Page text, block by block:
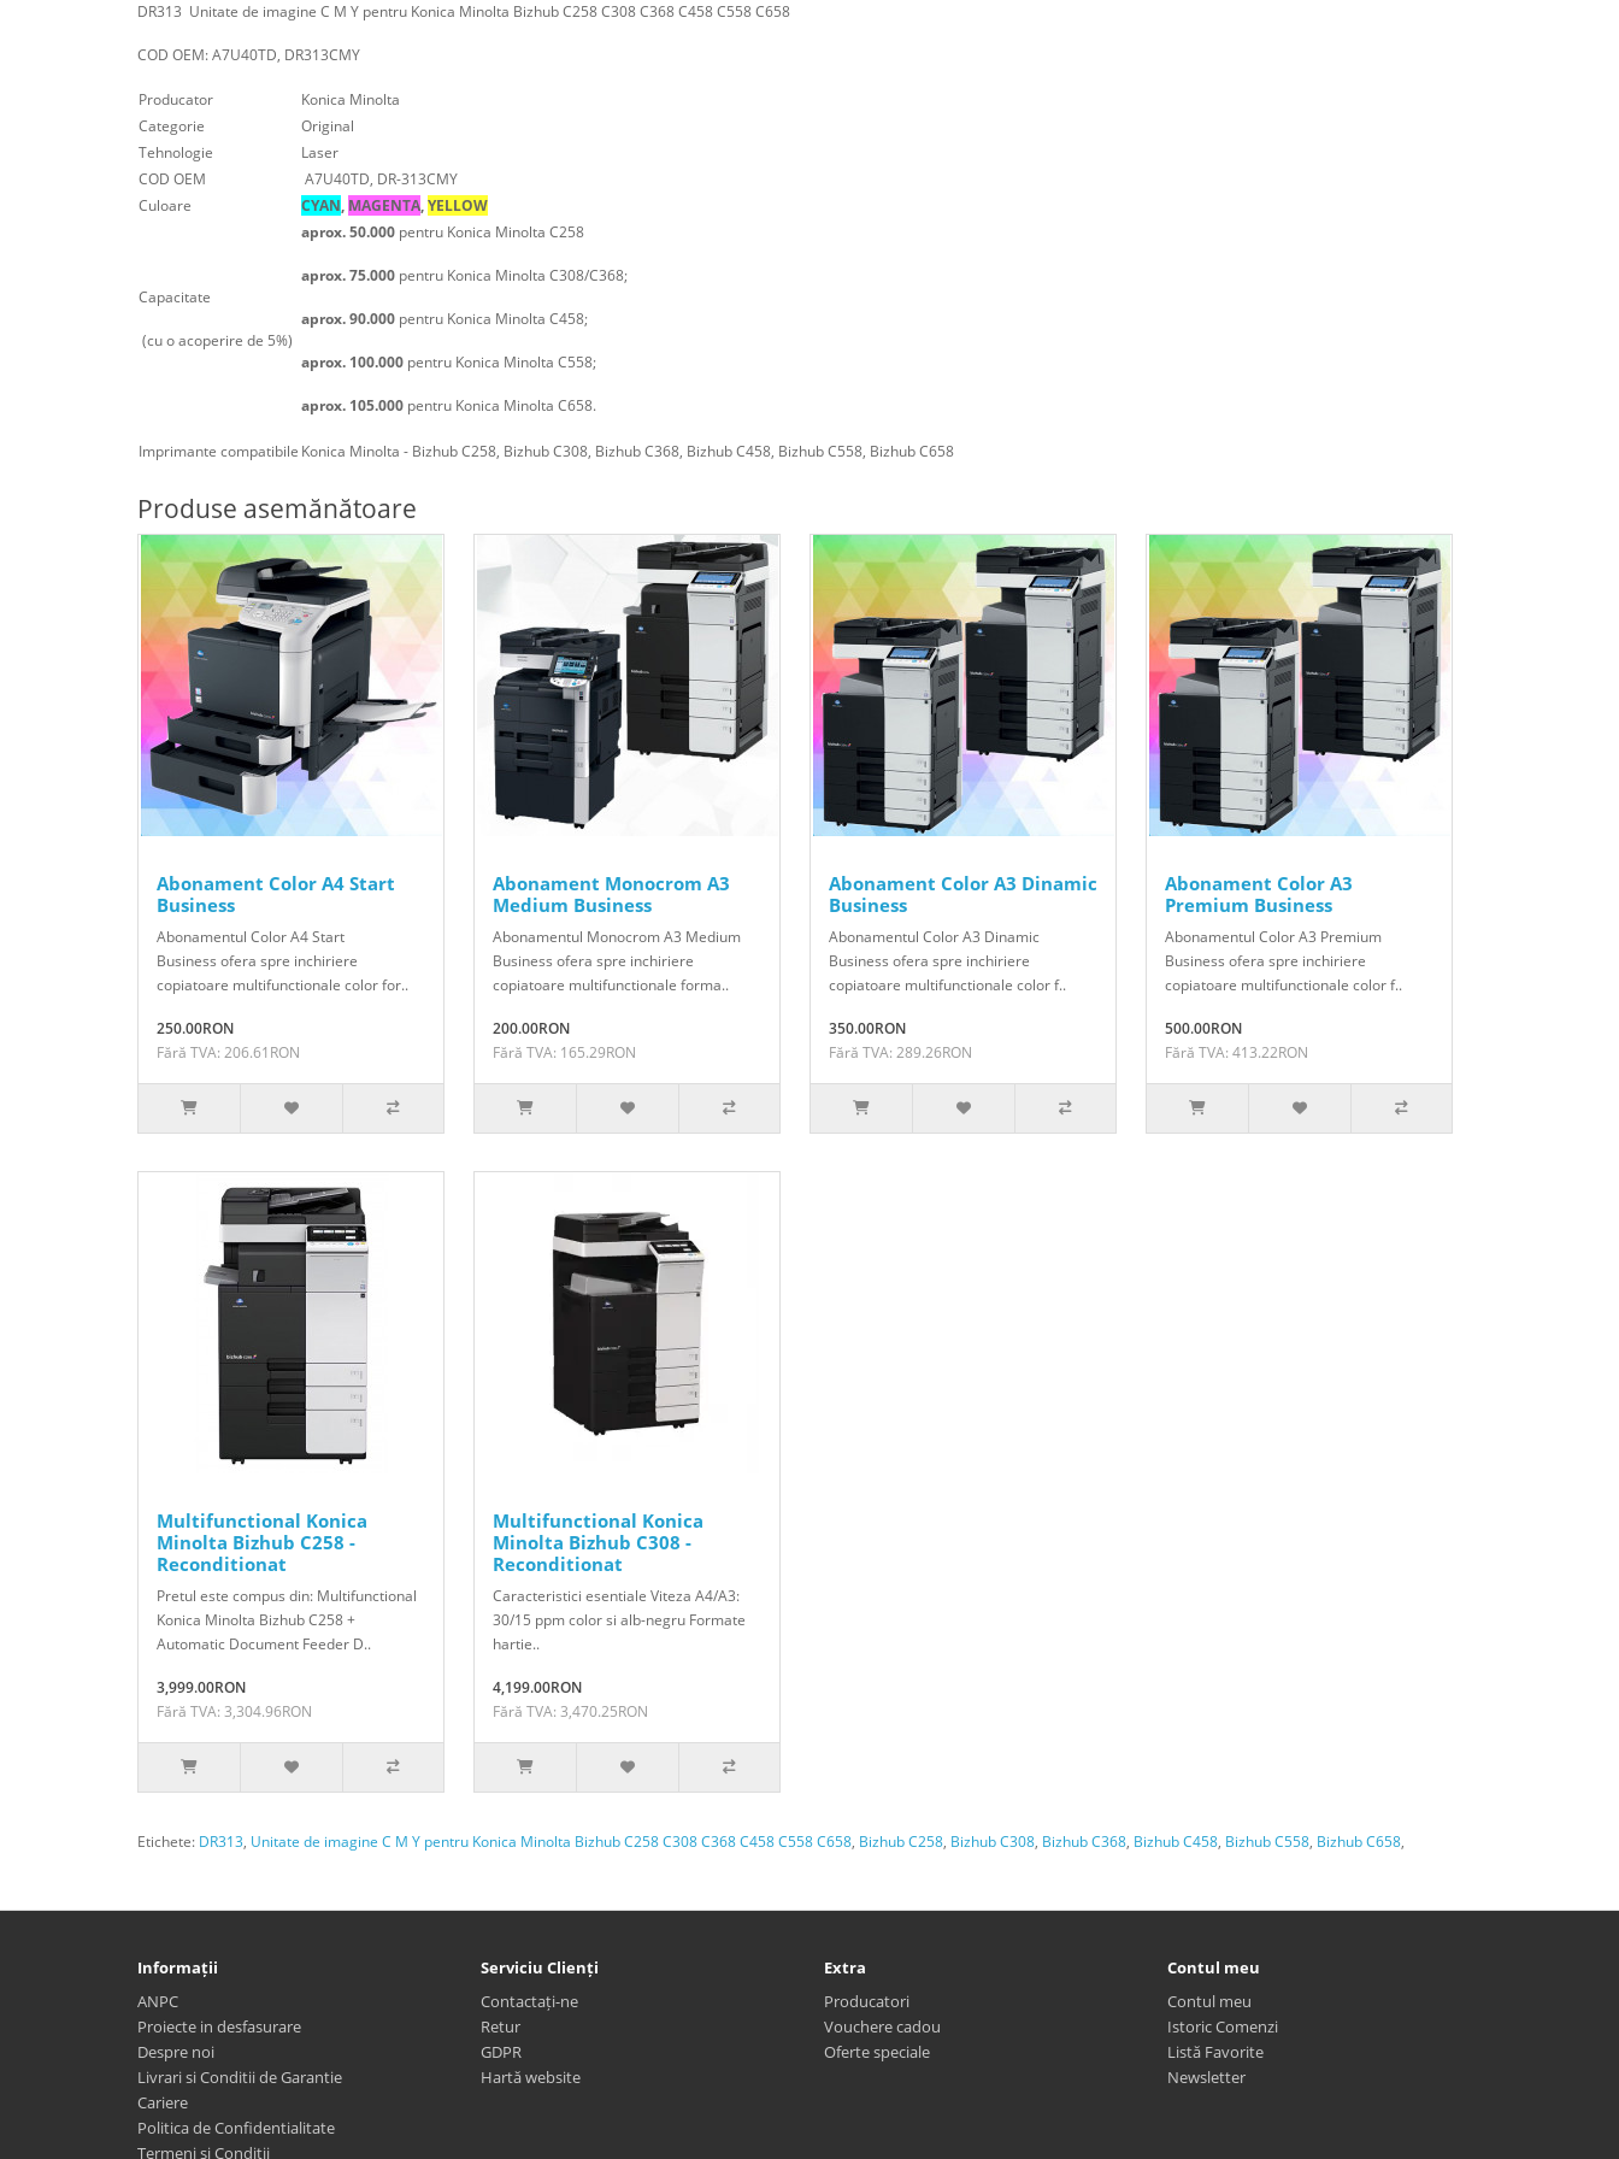
DR313 Unitate de imagine C M Y pentru Konica Minolta Bizhub C258 C308 C368 C458 C558 C658
COD OEM: A7U40TD, DR313CMY
Producator
Konica Minolta
Categorie
Original
Tehnologie
Laser
COD OEM
A7U40TD, DR-313CMY
Culoare
CYAN, MAGENTA,YELLOW
Capacitate
(cu o acoperire de 5%)
aprox. 50.000 pentru Konica Minolta C258
aprox. 75.000 pentru Konica Minolta C308/C368;
aprox. 90.000 pentru Konica Minolta C458;
aprox. 100.000 pentru Konica Minolta C558;
aprox. 105.000 pentru Konica Minolta C658.
Imprimante compatibile Konica Minolta - Bizhub C258, Bizhub C308, Bizhub C368, Bizhub C458, Bizhub C558, Bizhub C658
Produse asemănătoare
Abonament Color A4 Start
Business
Abonamentul Color A4 Start
Business ofera spre inchiriere
copiatoare multifunctionale color for..
250.00RON
Fără TVA: 206.61RON
Abonament Monocrom A3
Medium Business
Abonamentul Monocrom A3 Medium
Business ofera spre inchiriere
copiatoare multifunctionale forma..
200.00RON
Fără TVA: 165.29RON
Abonament Color A3 Dinamic
Business
Abonamentul Color A3 Dinamic
Business ofera spre inchiriere
copiatoare multifunctionale color f..
350.00RON
Fără TVA: 289.26RON
Abonament Color A3
Premium Business
Abonamentul Color A3 Premium
Business ofera spre inchiriere
copiatoare multifunctionale color f..
500.00RON
Fără TVA: 413.22RON
Multifunctional Konica
Minolta Bizhub C258 -
Reconditionat
Pretul este compus din: Multifunctional
Konica Minolta Bizhub C258 +
Automatic Document Feeder D..
3,999.00RON
Fără TVA: 3,304.96RON
Multifunctional Konica
Minolta Bizhub C308 -
Reconditionat
Caracteristici esentiale Viteza A4/A3:
30/15 ppm color si alb-negru Formate
hartie..
4,199.00RON
Fără TVA: 3,470.25RON
Etichete: DR313, Unitate de imagine C M Y pentru Konica Minolta Bizhub C258 C308 C368 C458 C558 C658, Bizhub C258, Bizhub C308, Bizhub C368, Bizhub C458, Bizhub C558, Bizhub C658,
Informații
ANPC
Proiecte in desfasurare
Despre noi
Livrari si Conditii de Garantie
Cariere
Politica de Confidentialitate
Termeni si Conditii
Serviciu Clienți
Contactați-ne
Retur
GDPR
Hartă website
Extra
Producatori
Vouchere cadou
Oferte speciale
Contul meu
Contul meu
Istoric Comenzi
Listă Favorite
Newsletter